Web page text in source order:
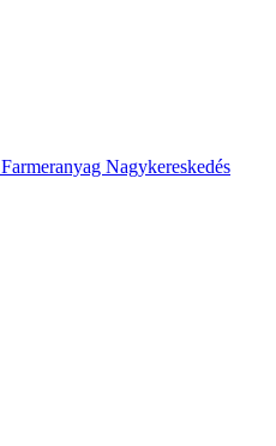
Farmeranyag Nagykereskedés